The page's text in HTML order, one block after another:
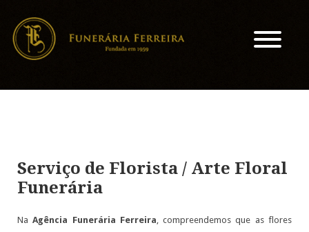
Serviço de Florista / Arte Floral
Funerária
NaAgência Funerária Ferreira, compreendemos que as flores